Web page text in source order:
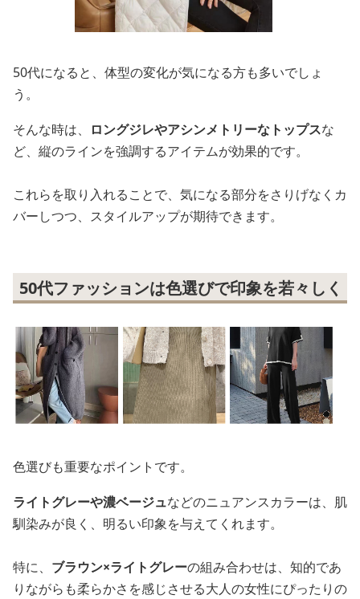
50代になると、体型の変化が気になる方も多いでしょ
う。
そんな時は、
ロングジレやアシンメトリーなトップスな
ど、縦のラインを強調するアイテムが効果的です。
これらを取り入れることで、気になる部分をさりげなくカ
バーしつつ、スタイルアップが期待できます。
50代ファッションは色選びで印象を若々しく
色選びも重要なポイントです。
ライトグレーや濃ベージュなどのニュアンスカラーは、肌
馴染みが良く、明るい印象を与えてくれます。
特に、 ブラウン×ライトグレーの組み合わせは、知的であ
りながらも柔らかさを感じさせる大人の女性にぴったりの